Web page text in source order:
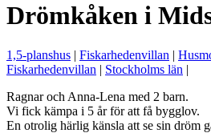
Drömkåken i
1,5-planshus | Fiskarhedenvillan |
Fiskarhedenvillan | Stockholms län |
Ragnar och Anna-Lena med 2 barn.
Vi fick kämpa i 5 år för att få bygglov.
En otrolig härlig känsla att se sin dröm